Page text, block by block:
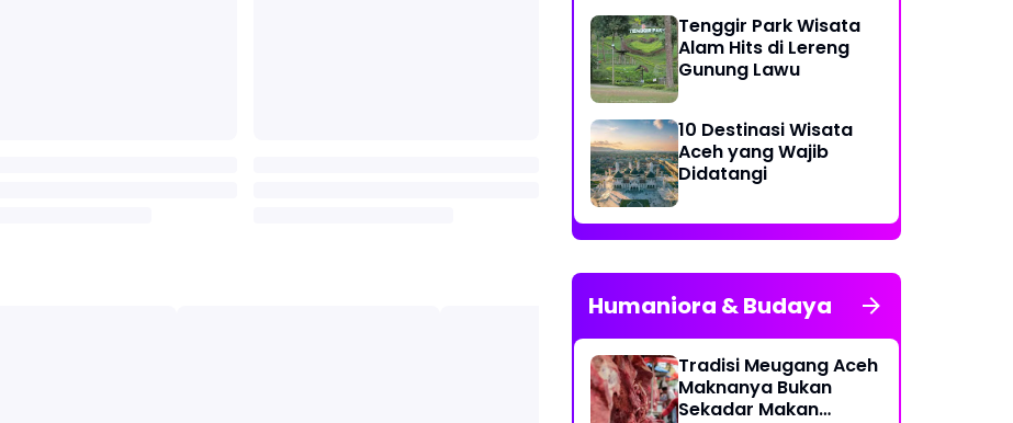
Tenggir Park Wisata
Alam Hits di Lereng
Gunung Lawu
10 Destinasi Wisata
Aceh yang Wajib
Didatangi
Humaniora & Budaya
Tradisi Meugang Aceh
Maknanya Bukan
Sekadar Makan